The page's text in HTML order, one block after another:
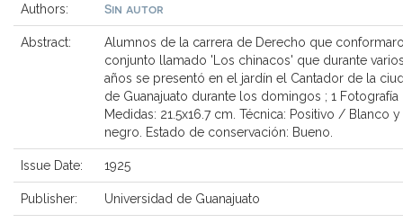
Authors: Sin autor
Abstract:
Alumnos de la carrera de Derecho que
conjunto llamado 'Los chinacos' que durante
años se presentó en el jardín el Cantador de la
de Guanajuato durante los domingos ; 1 Fotografía
Medidas: 21.5x16.7 cm. Técnica: Positivo / Blanco y
negro. Estado de conservación: Bueno.
Issue Date: 1925
Publisher: Universidad de Guanajuato